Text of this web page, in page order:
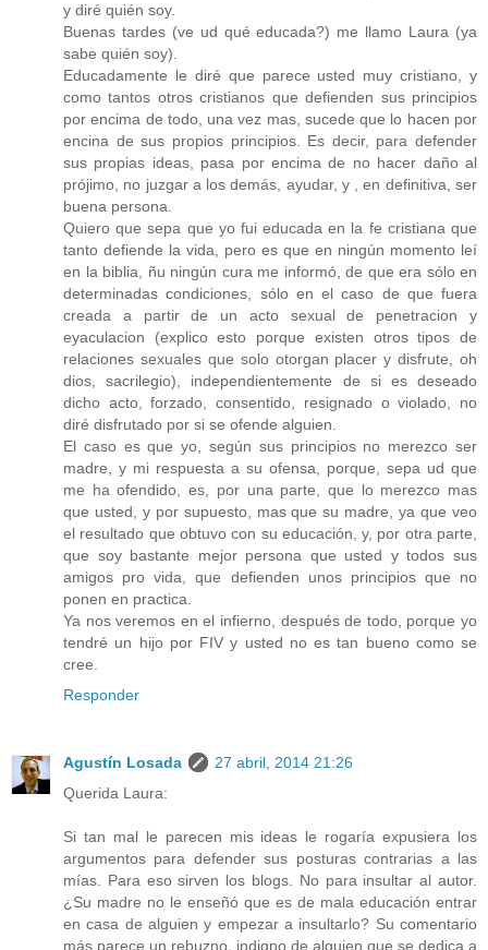
y diré quién soy.
Buenas tardes (ve ud qué educada?) me llamo Laura (ya
sabe quién soy).
Educadamente le diré que parece usted muy cristiano, y
como tantos otros cristianos que defienden sus principios
por encima de todo, una vez mas, sucede que lo hacen por
encina de sus propios principios. Es decir, para defender
sus propias ideas, pasa por encima de no hacer daño al
prójimo, no juzgar a los demás, ayudar, y , en definitiva, ser
buena persona.
Quiero que sepa que yo fui educada en la fe cristiana que
tanto defiende la vida, pero es que en ningún momento leí
en la biblia, ñu ningún cura me informó, de que era sólo en
determinadas condiciones, sólo en el caso de que fuera
creada a partir de un acto sexual de penetracion y
eyaculacion (explico esto porque existen otros tipos de
relaciones sexuales que solo otorgan placer y disfrute, oh
dios, sacrilegio), independientemente de si es deseado
dicho acto, forzado, consentido, resignado o violado, no
diré disfrutado por si se ofende alguien.
El caso es que yo, según sus principios no merezco ser
madre, y mi respuesta a su ofensa, porque, sepa ud que
me ha ofendido, es, por una parte, que lo merezco mas
que usted, y por supuesto, mas que su madre, ya que veo
el resultado que obtuvo con su educación, y, por otra parte,
que soy bastante mejor persona que usted y todos sus
amigos pro vida, que defienden unos principios que no
ponen en practica.
Ya nos veremos en el infierno, después de todo, porque yo
tendré un hijo por FIV y usted no es tan bueno como se
cree.
Responder
Agustín Losada
27 abril, 2014 21:26
Querida Laura:
Si tan mal le parecen mis ideas le rogaría expusiera los
argumentos para defender sus posturas contrarias a las
mías. Para eso sirven los blogs. No para insultar al autor.
¿Su madre no le enseñó que es de mala educación entrar
en casa de alguien y empezar a insultarlo? Su comentario
más parece un rebuzno, indigno de alguien que se dedica a